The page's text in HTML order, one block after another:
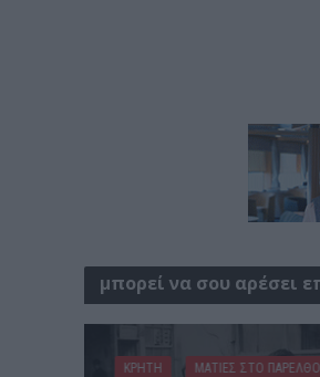
μπορεί να σου αρέσει
ΚΡΗΤΗ ΜΑΤΙΕΣ ΣΤΟ